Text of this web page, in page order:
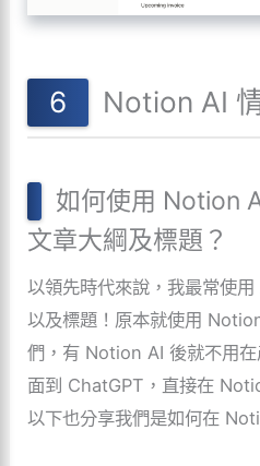
Notion AI
如何使用 Notion
文章大綱及標題？
以領先時代來說，我最常使
以及標題！原本就使用
們，有 Notion AI 後就不用
面到 ChatGPT，直接在
以下也分享我們是如何在